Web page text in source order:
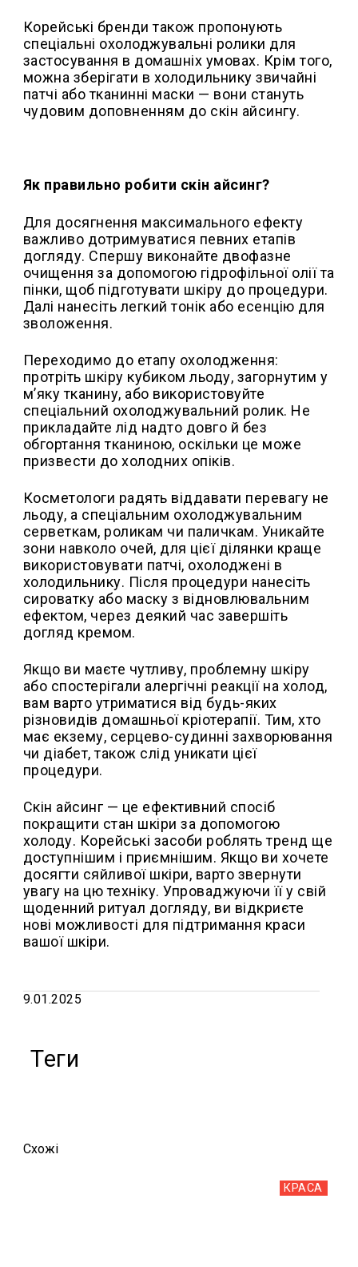
Корейські бренди також пропонують
спеціальні охолоджувальні ролики для
застосування в домашніх умовах. Крім того,
можна зберігати в холодильнику звичайні
патчі або тканинні маски — вони стануть
чудовим доповненням до скін айсингу.
Як правильно робити скін айсинг?
Для досягнення максимального ефекту
важливо дотримуватися певних етапів
догляду. Спершу виконайте двофазне
очищення за допомогою гідрофільної олії та
пінки, щоб підготувати шкіру до процедури.
Далі нанесіть легкий тонік або есенцію для
зволоження.
Переходимо до етапу охолодження:
протріть шкіру кубиком льоду, загорнутим у
м’яку тканину, або використовуйте
спеціальний охолоджувальний ролик. Не
прикладайте лід надто довго й без
обгортання тканиною, оскільки це може
призвести до холодних опіків.
Косметологи радять віддавати перевагу не
льоду, а спеціальним охолоджувальним
серветкам, роликам чи паличкам. Уникайте
зони навколо очей, для цієї ділянки краще
використовувати патчі, охолоджені в
холодильнику. Після процедури нанесіть
сироватку або маску з відновлювальним
ефектом, через деякий час завершіть
догляд кремом.
Якщо ви маєте чутливу, проблемну шкіру
або спостерігали алергічні реакції на холод,
вам варто утриматися від будь-яких
різновидів домашньої кріотерапії. Тим, хто
має екзему, серцево-судинні захворювання
чи діабет, також слід уникати цієї
процедури.
Скін айсинг — це ефективний спосіб
покращити стан шкіри за допомогою
холоду. Корейські засоби роблять тренд ще
доступнішим і приємнішим. Якщо ви хочете
досягти сяйливої шкіри, варто звернути
увагу на цю техніку. Упроваджуючи її у свій
щоденний ритуал догляду, ви відкриєте
нові можливості для підтримання краси
вашої шкіри.
9.01.2025
Теги
Схожi
КРАСА